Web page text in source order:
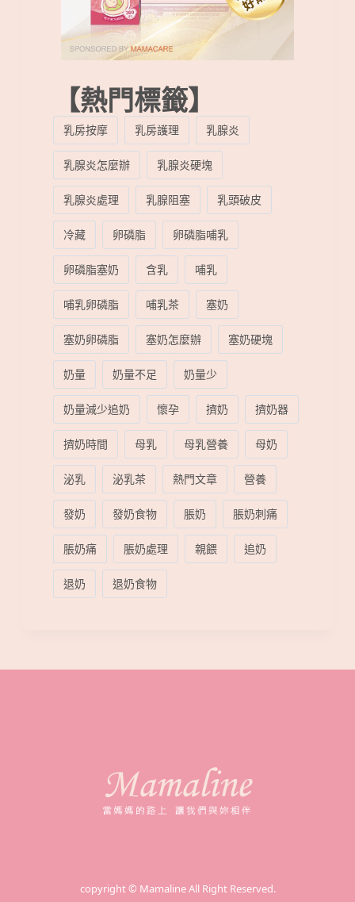
【熱門標籤】
乳房按摩 乳房護理
乳腺炎
乳腺炎怎麼辦
乳腺炎硬塊
乳腺炎處理
乳腺阻塞
乳頭破皮
冷藏
卵磷脂
卵磷脂哺乳
卵磷脂塞奶
含乳
哺乳
哺乳卵磷脂
哺乳茶
塞奶
塞奶卵磷脂
塞奶怎麼辦
塞奶硬塊
奶量
奶量不足
奶量少
奶量減少追奶
懷孕 擠奶
擠奶器
擠奶時間
母乳 母乳營養
母奶
泌乳
泌乳茶 熱門文章
營養
發奶
發奶食物 脹奶
脹奶刺痛
脹奶痛
脹奶處理 親餵
追奶
退奶
退奶食物
copyright © Mamaline All Right Reserved.